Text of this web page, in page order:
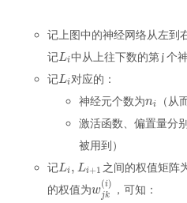
记上图中的神经网络从左到
记Li
Li 中从上往下数的第 j 个
记Li
Li 对应的：
神经元个数为ni
ni （从
激活函数、偏置量分
被用到）
记Li, Li+1
Li,L +1 之间的权值矩阵
的权值为w
(i)
jk
wjk( ，可知：